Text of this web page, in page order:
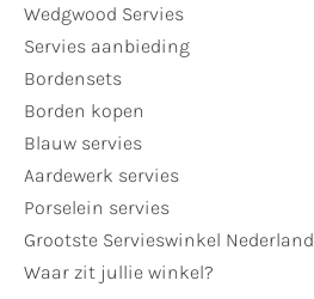
Wedgwood Servies
Servies aanbieding
Bordensets
Borden kopen
Blauw servies
Aardewerk servies
Porselein servies
Grootste Servieswinkel Nederland
Waar zit jullie winkel?